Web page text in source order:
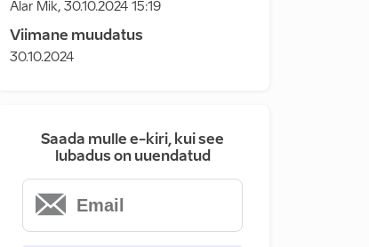
Alar Mik, 30.10.2024 15:19
Viimane muudatus
30.10.2024
Saada mulle e-kiri, kui see
lubadus on uuendatud